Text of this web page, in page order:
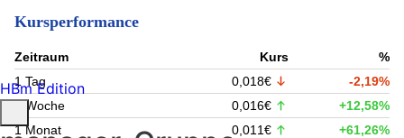
Kursperformance
Zeitraum Kurs
%
1 Tag
0,018€
-2,19%
1 Woche
0,016€
+12,58%
1 Monat
0,011€
+61,26%
HBm Edition